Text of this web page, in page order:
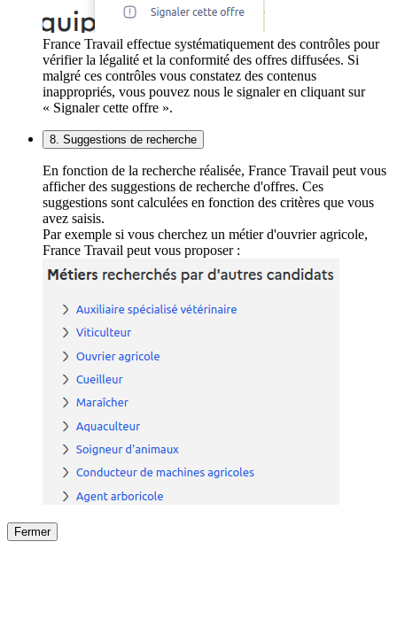
France Travail effectue systématiquement des contrôles pour
vérifier la légalité et la conformité des offres diffusées. Si
malgré ces contrôles vous constatez des contenus
inappropriés, vous pouvez nous le signaler en cliquant sur
« Signaler cette offre ».
8. Suggestions de recherche
En fonction de la recherche réalisée, France Travail peut vous
afficher des suggestions de recherche d'offres. Ces
suggestions sont calculées en fonction des critères que vous
avez saisis.
Par exemple si vous cherchez un métier d'ouvrier agricole,
France Travail peut vous proposer :
Fermer